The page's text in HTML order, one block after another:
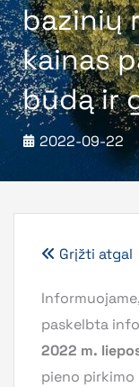
bazinių
kainas
būdą ir
2022-09-22
Grįžti atgal
paskelbta
2022 m.
pieno pirkimo